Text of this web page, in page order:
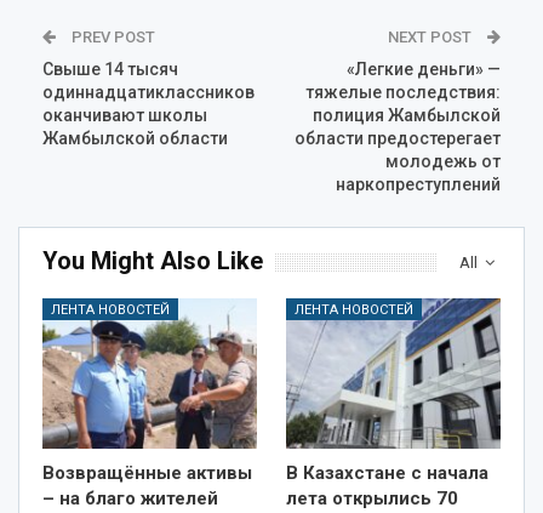
PREV POST
Свыше 14 тысяч
одиннадцатиклассников
оканчивают школы
Жамбылской области
NEXT POST
«Легкие деньги» —
тяжелые последствия:
полиция Жамбылской
области предостерегает
молодежь от
наркопреступлений
All
You Might Also Like
ЛЕНТА НОВОСТЕЙ
Возвращённые активы
– на благо жителей
ЛЕНТА НОВОСТЕЙ
В Казахстане с начала
лета открылись 70